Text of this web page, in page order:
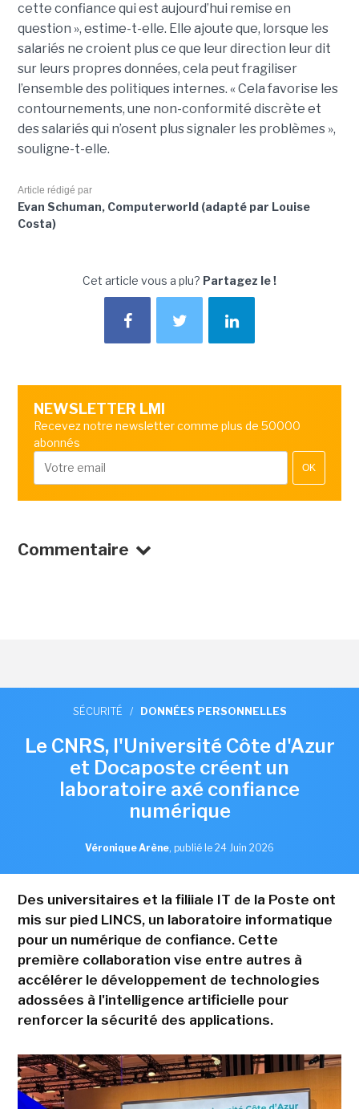
cette confiance qui est aujourd’hui remise en
question », estime-t-elle. Elle ajoute que, lorsque les
salariés ne croient plus ce que leur direction leur dit
sur leurs propres données, cela peut fragiliser
l’ensemble des politiques internes. « Cela favorise les
contournements, une non-conformité discrète et
des salariés qui n’osent plus signaler les problèmes »,
souligne-t-elle.
Article rédigé par
Evan Schuman, Computerworld (adapté par Louise
Costa)
Cet article vous a plu? Partagez le !
NEWSLETTER LMI
Recevez notre newsletter comme plus de 50000
abonnés
OK
Commentaire
SÉCURITÉ / DONNÉES PERSONNELLES
Le CNRS, l'Université Côte d'Azur
et Docaposte créent un
laboratoire axé confiance
numérique
Véronique Arène, publié le 24 Juin 2026
Des universitaires et la filiiale IT de la Poste ont
mis sur pied LINCS, un laboratoire informatique
pour un numérique de confiance. Cette
première collaboration vise entre autres à
accélérer le développement de technologies
adossées à l'intelligence artificielle pour
renforcer la sécurité des applications.